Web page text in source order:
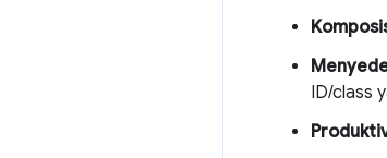
ID/class